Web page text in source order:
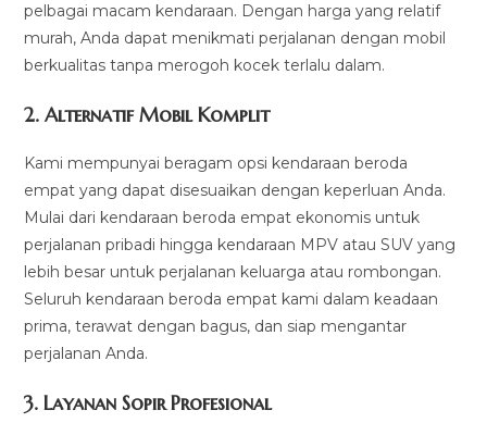
pelbagai macam kendaraan. Dengan harga yang relatif
murah, Anda dapat menikmati perjalanan dengan mobil
berkualitas tanpa merogoh kocek terlalu dalam.
2. Alternatif Mobil Komplit
Kami mempunyai beragam opsi kendaraan beroda
empat yang dapat disesuaikan dengan keperluan Anda.
Mulai dari kendaraan beroda empat ekonomis untuk
perjalanan pribadi hingga kendaraan MPV atau SUV yang
lebih besar untuk perjalanan keluarga atau rombongan.
Seluruh kendaraan beroda empat kami dalam keadaan
prima, terawat dengan bagus, dan siap mengantar
perjalanan Anda.
3.Layanan Sopir Profesional